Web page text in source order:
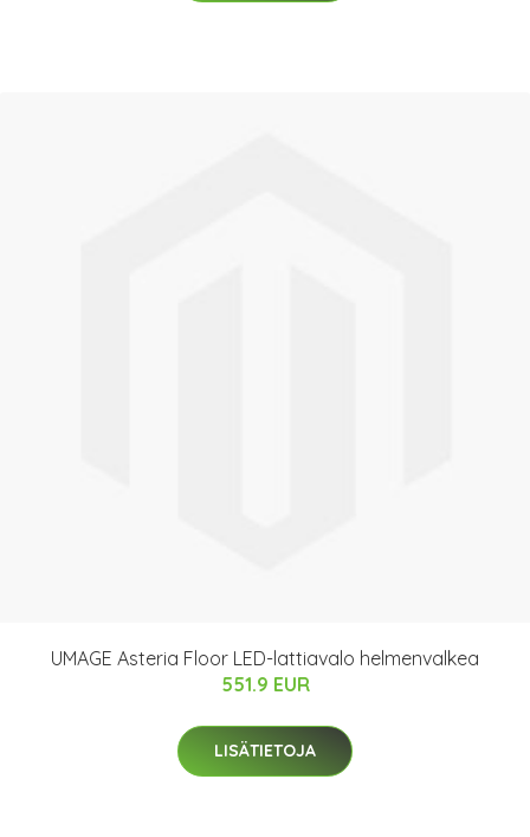
UMAGE Asteria Floor LED-lattiavalo helmenvalkea
551.9 EUR
LISÄTIETOJA